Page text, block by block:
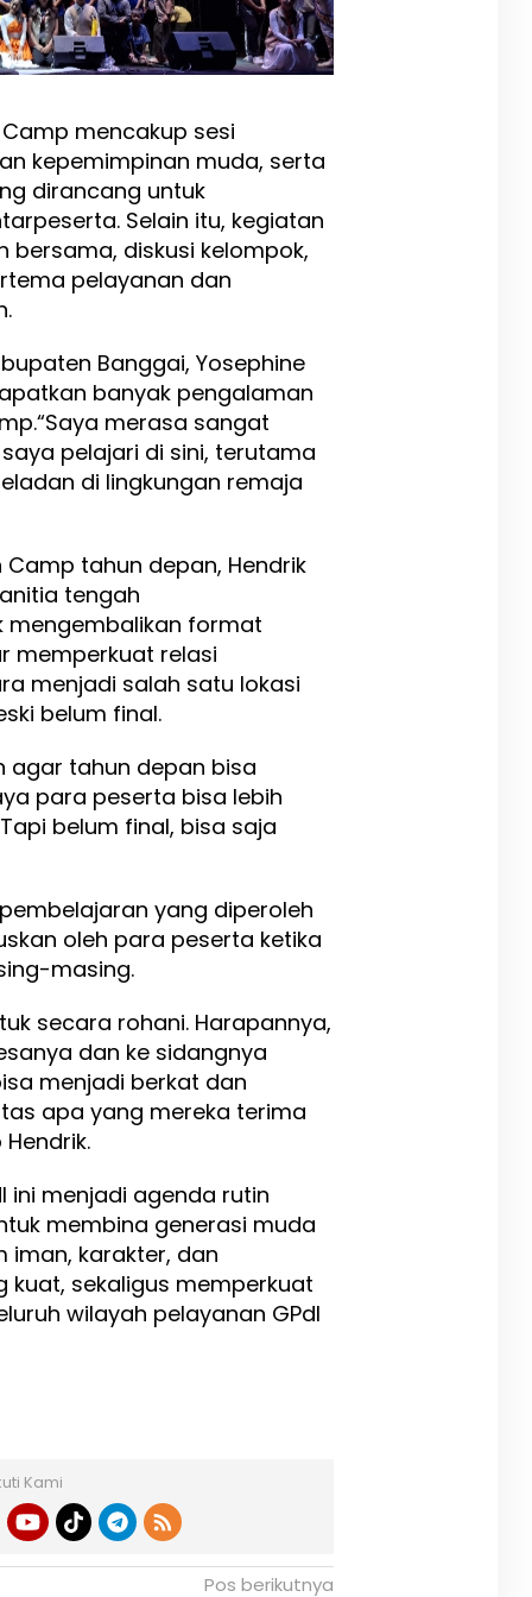
mencakup sesi
kepemimpinan muda, serta
dirancang untuk
Selain itu, kegiatan
bersama, diskusi kelompok,
pelayanan dan
Banggai, Yosephine
banyak pengalaman
merasa sangat
pelajari di sini, terutama
di lingkungan remaja
tahun depan, Hendrik
tengah
format
memperkuat relasi
menjadi salah satu lokasi
belum final.
agar tahun depan bisa
para peserta bisa lebih
belum final, bisa saja
yang diperoleh
oleh para peserta ketika
masing.
secara rohani. Harapannya,
dan ke sidangnya
menjadi berkat dan
apa yang mereka terima
ini menjadi agenda rutin
membina generasi muda
karakter, dan
sekaligus memperkuat
wilayah pelayanan GPdI
Kami
Pos berikutnya